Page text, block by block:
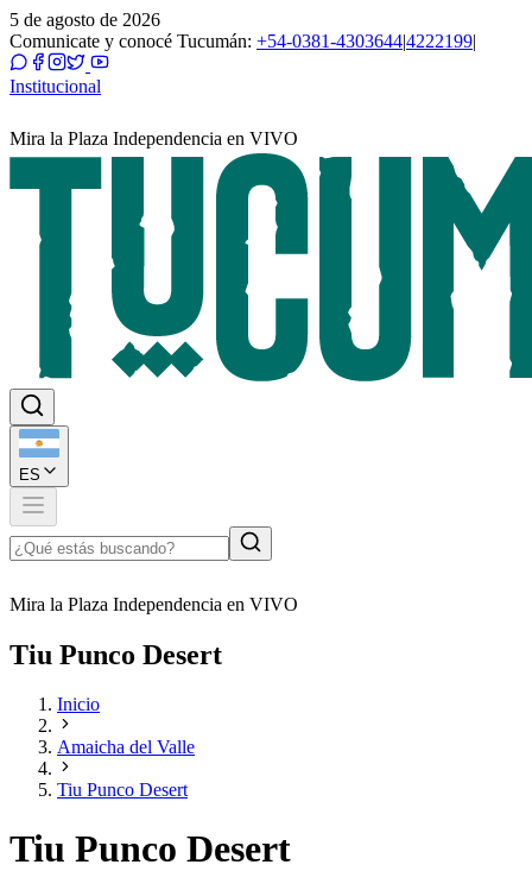
5 de agosto de 2026
Comunicate y conocé Tucumán: +54-0381-4303644|4222199|
Institucional
Mira la Plaza Independencia en VIVO
ES
Mira la Plaza Independencia en VIVO
Tiu Punco Desert
Inicio
Amaicha del Valle
Tiu Punco Desert
Tiu Punco Desert